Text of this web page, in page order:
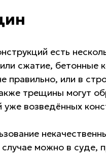
есть
сжатие,
правильно, или в
трещины могут
возведённых
можно в суде,